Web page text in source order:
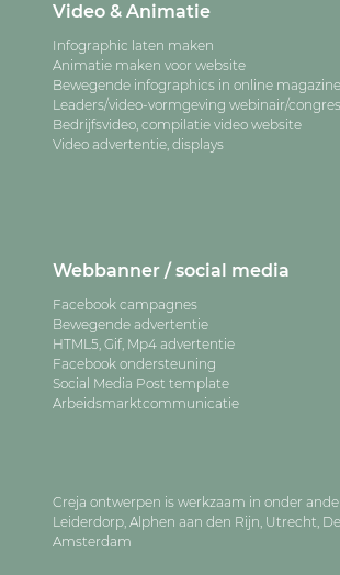
Video & Animatie
Infographic laten maken
Animatie maken voor website
Bewegende infographics in online magazine
Leaders/video-vormgeving webinair/congres
Bedrijfsvideo, compilatie video website
Video advertentie, displays
Webbanner / social media
Facebook campagnes
Bewegende advertentie
HTML5, Gif, Mp4 advertentie
Facebook ondersteuning
Social Media Post template
Arbeidsmarktcommunicatie
Creja ontwerpen is werkzaam in onder
Leiderdorp, Alphen aan den Rijn, Utrecht,
Amsterdam